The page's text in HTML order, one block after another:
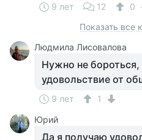
9 лет 12
0
Показать все
Людмила Лисовалова
Нужно не бороться,
удовольствие от
9 лет
1
Юрий
Да я получаю